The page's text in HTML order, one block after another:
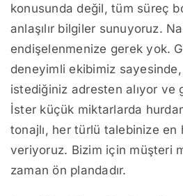
konusunda değil, tüm süreç
anlaşılır bilgiler sunuyoruz.
endişelenmenize gerek yok.
deneyimli ekibimiz sayesinde,
istediğiniz adresten alıyor ve
İster küçük miktarlarda
tonajlı, her türlü talebinize en
veriyoruz. Bizim için müşteri
zaman ön plandadır.